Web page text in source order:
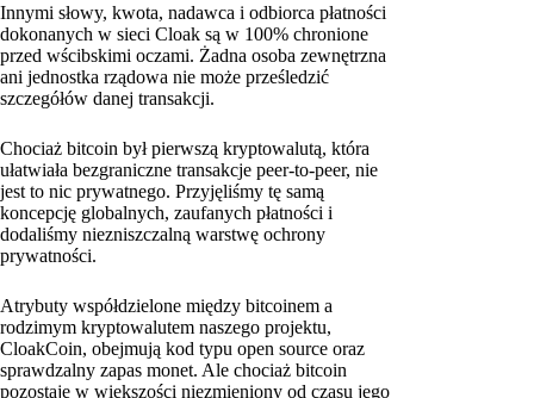
Innymi słowy, kwota, nadawca i odbiorca płatności
dokonanych w sieci Cloak są w 100% chronione
przed wścibskimi oczami. Żadna osoba zewnętrzna
ani jednostka rządowa nie może prześledzić
szczegółów danej transakcji.
Chociaż bitcoin był pierwszą kryptowalutą, która
ułatwiała bezgraniczne transakcje peer-to-peer, nie
jest to nic prywatnego. Przyjęliśmy tę samą
koncepcję globalnych, zaufanych płatności i
dodaliśmy niezniszczalną warstwę ochrony
prywatności.
Atrybuty współdzielone między bitcoinem a
rodzimym kryptowalutem naszego projektu,
CloakCoin, obejmują kod typu open source oraz
sprawdzalny zapas monet. Ale chociaż bitcoin
pozostaje w większości niezmieniony od czasu jego